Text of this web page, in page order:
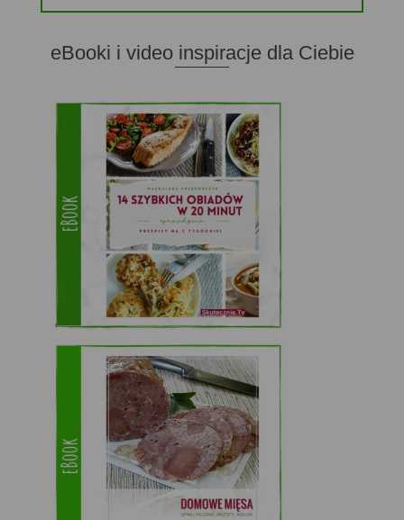
eBooki i video inspiracje dla Ciebie